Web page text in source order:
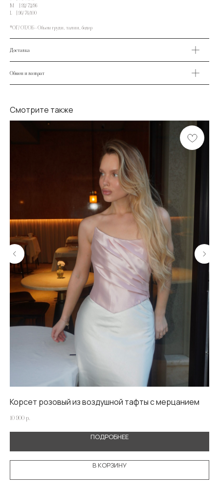
M | 92/ 72/96
L | 96/ 76/100
*ОГ/ ОТ/ОБ - Объем груди, талии, бедер
Доставка
Обмен и возврат
Смотрите также
Корсет розовый из воздушной тафты с мерцанием
10 900 р.
ПОДРОБНЕЕ
В КОРЗИНУ